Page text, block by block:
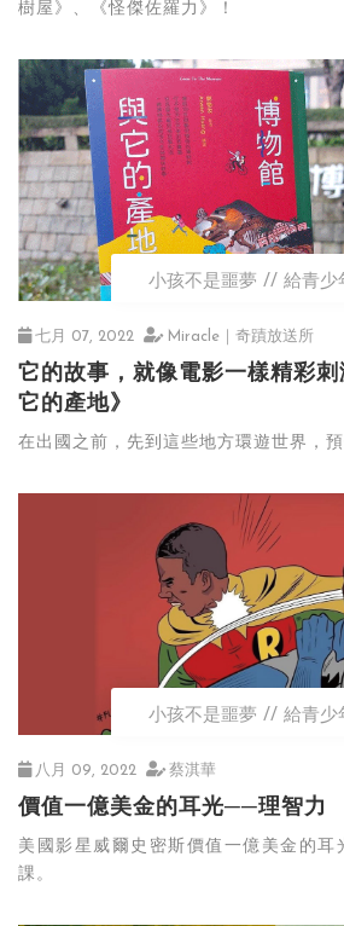
樹屋》、《怪傑佐羅力》！
小孩不是噩夢 給青少
七月 07, 2022 Miracle｜奇蹟放送所
它的故事，就像電影一樣精彩
它的產地》
在出國之前，先到這些地方環遊世界，預
小孩不是噩夢 給青少
八月 09, 2022 蔡淇華
價值一億美金的耳光──理智力
美國影星威爾史密斯價值一億美金的耳
課。